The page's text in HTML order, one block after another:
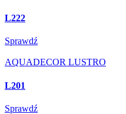
L222
Sprawdź
AQUADECOR LUSTRO
L201
Sprawdź